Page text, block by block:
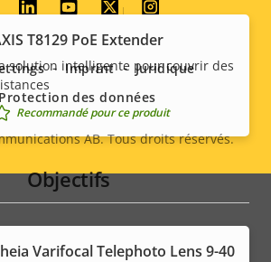
la
propriété
-
CC
T8129 PoE Extender
solution intelligente pour couvrir des
Recommandé pour ce produit
Objectifs
Varifocal Telephoto Lens 9-40
AB. Tous droits réservés.
Imprint
Juridique
Protection des données